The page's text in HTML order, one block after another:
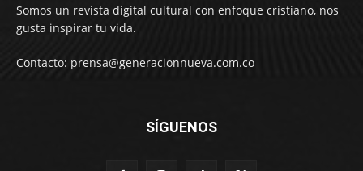
Somos un revista digital cultural con enfoque cristiano, nos
gusta inspirar tu vida.
Contacto: prensa@generacionnueva.com.co
SÍGUENOS